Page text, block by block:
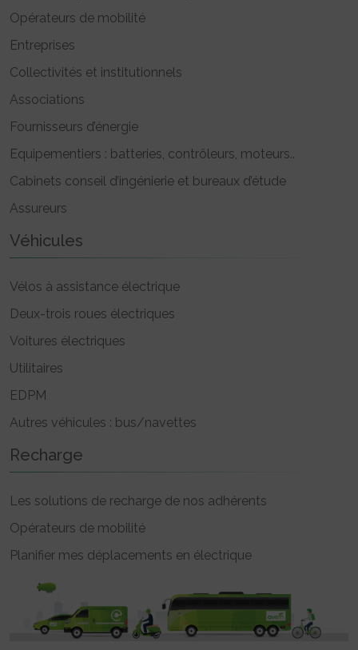
Opérateurs de mobilité
Entreprises
Collectivités et institutionnels
Associations
Fournisseurs d’énergie
Equipementiers : batteries, contrôleurs, moteurs..
Cabinets conseil d’ingénierie et bureaux d’étude
Assureurs
Véhicules
Vélos à assistance électrique
Deux-trois roues électriques
Voitures électriques
Utilitaires
EDPM
Autres véhicules : bus/navettes
Recharge
Les solutions de recharge de nos adhérents
Opérateurs de mobilité
Planifier mes déplacements en électrique